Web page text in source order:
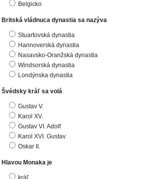
Belgicko
Britská vládnuca dynastia sa nazýva
Stuartovská dynastia
Hannoverská dynastia
Nasavsko-Oranžská dynastia
Windsorská dynastia
Londýnska dynastia
Švédsky kráľ sa volá
Gustav V.
Karol XV.
Gustav VI. Adolf
Karol XVI. Gustav
Oskar II.
Hlavou Monaka je
kráľ